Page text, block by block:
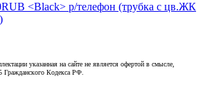
<Black> р/телефон (трубка с цв.ЖК
указанная на сайте не является офертой в смысле,
Гражданского Кодекса РФ.